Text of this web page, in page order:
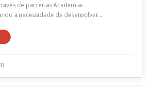
de parcerias Academia-
a necessidade de desenvolver…